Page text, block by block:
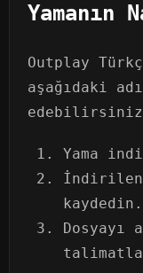
Outplay
aşağıdaki
Yama
İndirilen
kaydedin.
Dosyayı